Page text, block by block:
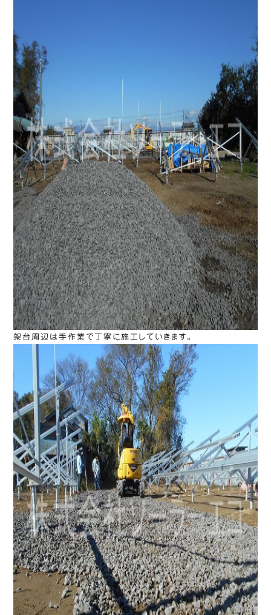
架台周辺は手作業で丁寧に施工していきます。